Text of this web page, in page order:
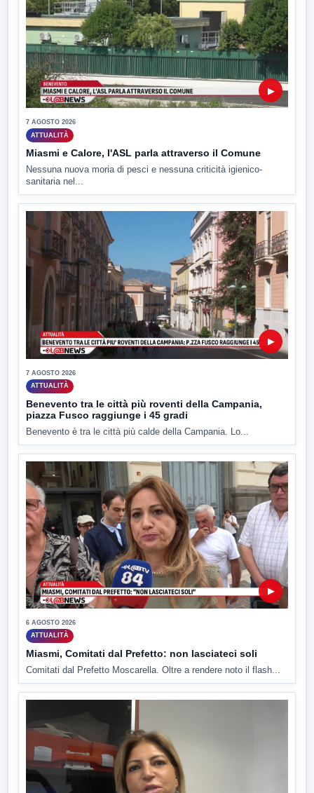
▶
7 AGOSTO 2026
ATTUALITÀ
Miasmi e Calore, l'ASL parla attraverso il Comune
Nessuna nuova moria di pesci e nessuna criticità igienico-
sanitaria nel...
▶
7 AGOSTO 2026
ATTUALITÀ
Benevento tra le città più roventi della Campania,
piazza Fusco raggiunge i 45 gradi
Benevento è tra le città più calde della Campania. Lo...
▶
6 AGOSTO 2026
ATTUALITÀ
Miasmi, Comitati dal Prefetto: non lasciateci soli
Comitati dal Prefetto Moscarella. Oltre a rendere noto il flash...